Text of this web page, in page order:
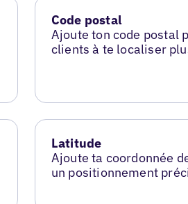
Code postal
Ajoute ton code postal
clients à te localiser
Latitude
Ajoute ta coordonnée
un positionnement